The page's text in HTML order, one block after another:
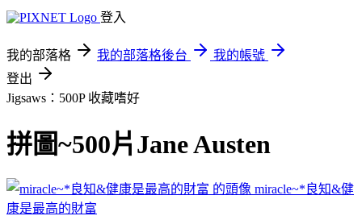
登入
我的部落格 我的部落格後台
我的帳號
登出
Jigsaws：500P 收藏嗜好
拼圖~500片Jane Austen
miracle~*良知&健
康是最高的財富